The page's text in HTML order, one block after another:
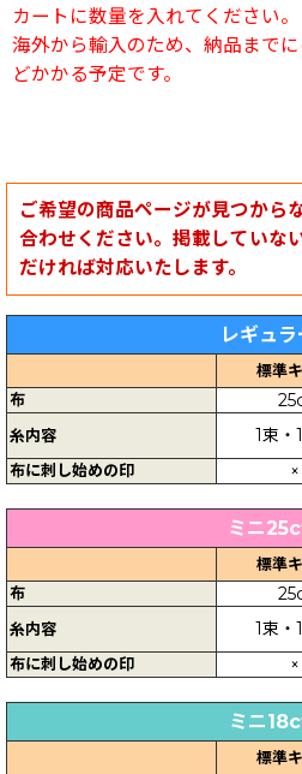
カートに数量を入れてください。
海外から輸入のため、納品まで
どかかる予定です。
ご希望の商品ページが見つから
合わせください。掲載していな
だければ対応いたします。
レギュラ
標準
布
糸内容 1束・
布に刺し始めの印 ×
ミニ
標準
布
糸内容 1束・
布に刺し始めの印 ×
ミニ
標準